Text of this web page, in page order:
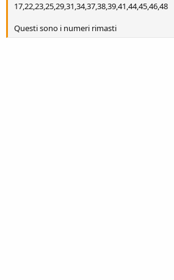
17,22,23,25,29,31,34,37,38,39,41,44,45,46,48
Questi sono i numeri rimasti